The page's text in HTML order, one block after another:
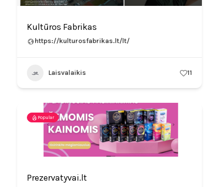
Kultūros Fabrikas
https://kulturosfabrikas.lt/lt/
Laisvalaikis 11
Popular
Prezervatyvai.lt